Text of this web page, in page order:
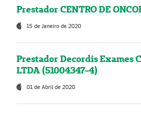
Prestador CENTRO DE
15 de Janeiro de 2020
Prestador Decordis Exames
LTDA (51004347-4)
01 de Abril de 2020